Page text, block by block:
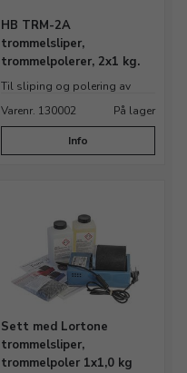
HB TRM-2A
trommelsliper,
trommelpolerer, 2x1 kg.
Til sliping og polering av
Varenr. 130002 På lager
Info
Sett med Lortone
trommelsliper,
trommelpoler 1x1,0 kg